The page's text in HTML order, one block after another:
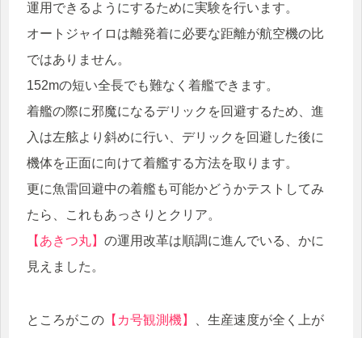
運用できるようにするために実験を行います。
オートジャイロは離発着に必要な距離が航空機の比
ではありません。
152mの短い全長でも難なく着艦できます。
着艦の際に邪魔になるデリックを回避するため、進
入は左舷より斜めに行い、デリックを回避した後に
機体を正面に向けて着艦する方法を取ります。
更に魚雷回避中の着艦も可能かどうかテストしてみ
たら、これもあっさりとクリア。
【あきつ丸】 の運用改革は順調に進んでいる、かに
見えました。
ところがこの 【カ号観測機】
、生産速度が全く上が